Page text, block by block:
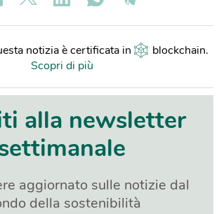
notizia è certificata in blockchain.
Scopri di più
alla newsletter
aggiornato sulle notizie dal
della sostenibilità